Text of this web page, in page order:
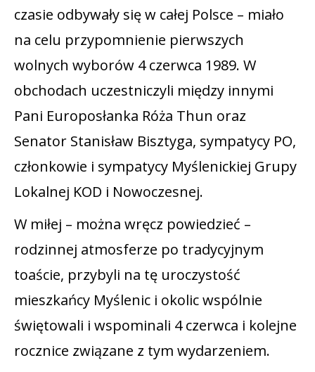
czasie odbywały się w całej Polsce – miało
na celu przypomnienie pierwszych
wolnych wyborów 4 czerwca 1989. W
obchodach uczestniczyli między innymi
Pani Europosłanka Róża Thun oraz
Senator Stanisław Bisztyga, sympatycy PO,
członkowie i sympatycy Myślenickiej Grupy
Lokalnej KOD i Nowoczesnej.
W miłej – można wręcz powiedzieć –
rodzinnej atmosferze po tradycyjnym
toaście, przybyli na tę uroczystość
mieszkańcy Myślenic i okolic wspólnie
świętowali i wspominali 4 czerwca i kolejne
rocznice związane z tym wydarzeniem.